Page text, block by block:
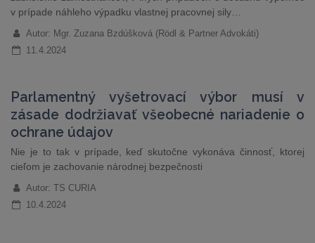
v prípade náhleho výpadku vlastnej pracovnej sily…
Autor: Mgr. Zuzana Bzdúšková (Rödl & Partner Advokáti)
11.4.2024
Parlamentný vyšetrovací výbor musí v
zásade dodržiavať všeobecné nariadenie o
ochrane údajov
Nie je to tak v prípade, keď skutočne vykonáva činnosť, ktorej
cieľom je zachovanie národnej bezpečnosti
Autor: TS CURIA
10.4.2024